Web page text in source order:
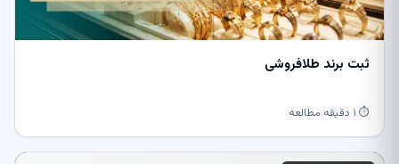
ثبت برند طلافروشی
⏱ ۱ دقیقه مطالعه